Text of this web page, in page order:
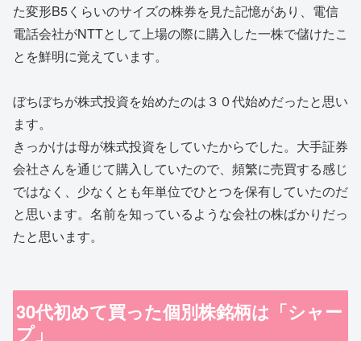
た変形B5くらいのサイズの株券を見た記憶があり、電信
電話会社がNTTとして上場の際に購入した一株で儲けたこ
とを鮮明に覚えています。
ぼちぼちが株式投資を始めたのは３０代始めだったと思い
ます。
きっかけは母が株式投資をしていたからでした。大手証券
会社さんを通じて購入していたので、頻繁に売買する感じ
ではなく、少なくとも年単位でひとつを保有していたのだ
と思います。名前を知っているような会社の株ばかりだっ
たと思います。
30代初めて買った個別株銘柄は「シャー
プ」